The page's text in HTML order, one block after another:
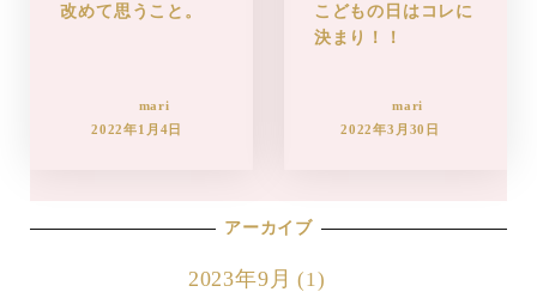
改めて思うこと。
mari
2022年1月4日
こどもの日はコレに
決まり！！
mari
2022年3月30日
アーカイブ
2023年9月 (1)